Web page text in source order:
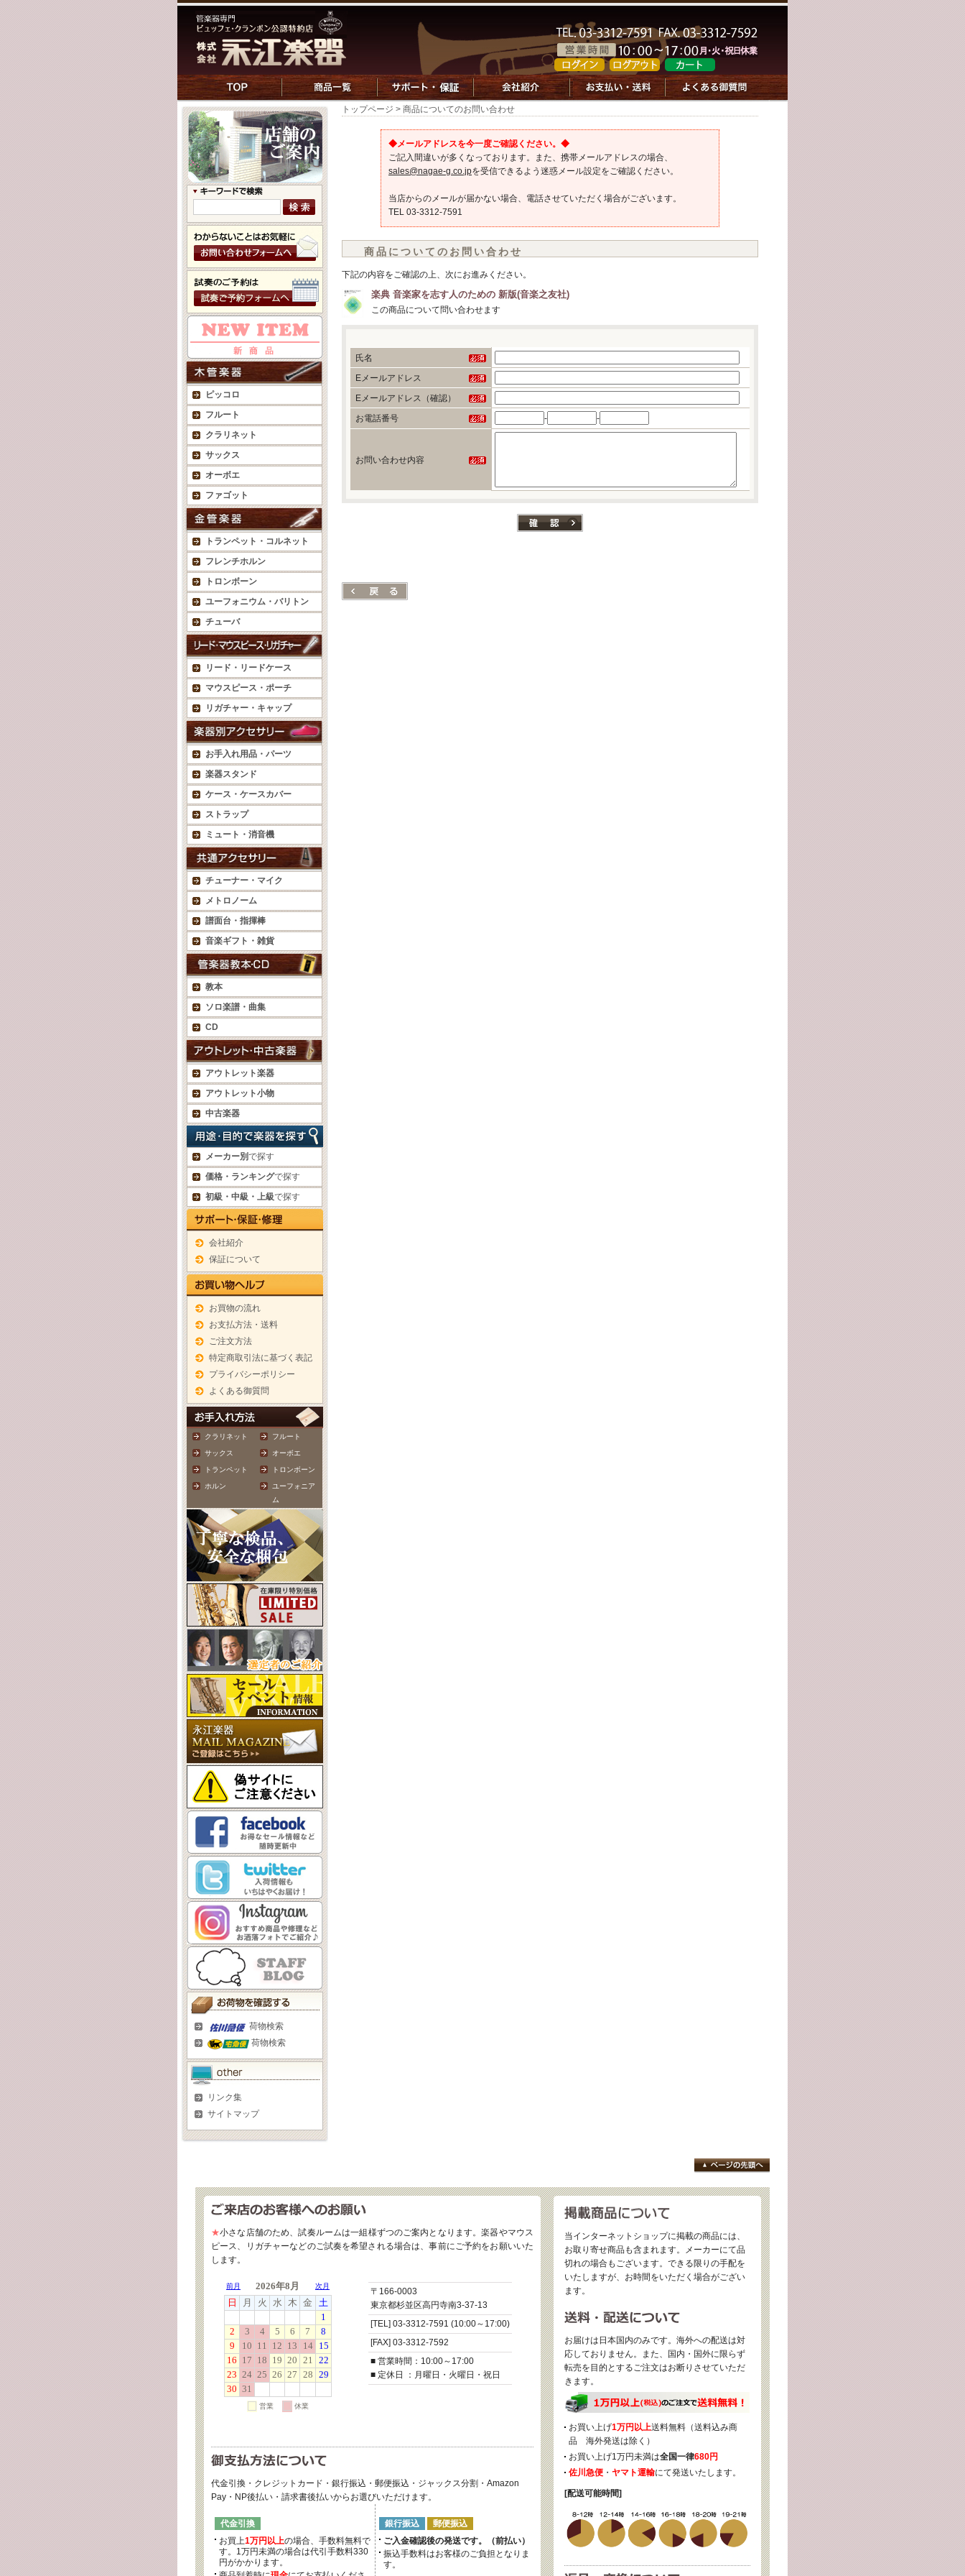
ピッコロ
フルート
クラリネット
サックス
オーボエ
ファゴット
トランペット・コルネット
フレンチホルン
トロンボーン
ユーフォニウム・バリトン
チューバ
リード・リードケース
マウスピース・ポーチ
リガチャー・キャップ
お手入れ用品・パーツ
楽器スタンド
ケース・ケースカバー
ストラップ
ミュート・消音機
チューナー・マイク
メトロノーム
譜面台・指揮棒
音楽ギフト・雑貨
教本
ソロ楽譜・曲集
CD
アウトレット楽器
アウトレット小物
中古楽器
メーカー別で探す
価格・ランキングで探す
初級・中級・上級で探す
会社紹介
保証について
お買物の流れ
お支払方法・送料
ご注文方法
特定商取引法に基づく表記
プライバシーポリシー
よくある御質問
クラリネット フルート
サックス オーボエ
トランペット トロンボーン
ホルン
ユーフォニア
ム
荷物検索
荷物検索
リンク集
サイトマップ
トップページ > 商品についてのお問い合わせ
◆メールアドレスを今一度ご確認ください。◆
ご記入間違いが多くなっております。また、携帯メールアドレスの場合、
sales@nagae-g.co.jpを受信できるよう迷惑メール設定をご確認ください。
当店からのメールが届かない場合、電話させていただく場合がございます。
TEL 03-3312-7591
商品についてのお問い合わせ
下記の内容をご確認の上、次にお進みください。
楽典 音楽家を志す人のための 新版(音楽之友社)
この商品について問い合わせます
氏名
Eメールアドレス
Eメールアドレス（確認）
お電話番号
- -
お問い合わせ内容
★小さな店舗のため、試奏ルームは一組様ずつのご案内となります。楽器やマウス
ピース、リガチャーなどのご試奏を希望される場合は、事前にご予約をお願いいた
します。
〒166-0003
東京都杉並区高円寺南3-37-13
[TEL] 03-3312-7591 (10:00～17:00)
[FAX] 03-3312-7592
■ 営業時間：10:00～17:00
■ 定休日 ：月曜日・火曜日・祝日
代金引換・クレジットカード・銀行振込・郵便振込・ジャックス分割・Amazon
Pay・NP後払い・請求書後払いからお選びいただけます。
代金引換
お買上1万円以上の場合、手数料無料で
す。1万円未満の場合は代引手数料330
円がかかります。
銀行振込
郵便振込
ご入金確認後の発送です。（前払い）
振込手数料はお客様のご負担となりま
す。
当インターネットショップに掲載の商品には、
お取り寄せ商品も含まれます。メーカーにて品
切れの場合もございます。できる限りの手配を
いたしますが、お時間をいただく場合がござい
ます。
お届けは日本国内のみです。海外への配送は対
応しておりません。また、国内・国外に限らず
転売を目的とするご注文はお断りさせていただ
きます。
お買い上げ1万円以上送料無料（送料込み商
品 海外発送は除く）
お買い上げ1万円未満は全国一律680円
佐川急便 ・ ヤマト運輸にて発送いたします。
[配送可能時間]